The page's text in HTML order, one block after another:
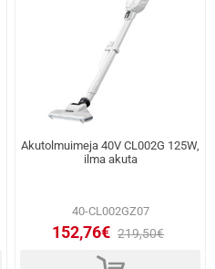
Akutolmuimeja 40V CL002G 125W,
ilma akuta
40-CL002GZ07
152,76€ 219,50€